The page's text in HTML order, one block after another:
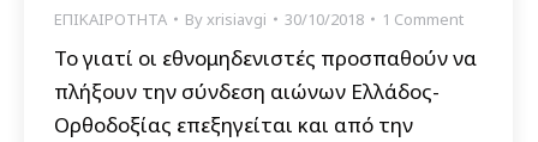
ΕΠΙΚΑΙΡΟΤΗΤΑ Byxrisiavgi 30/10/2018 1 Comment
Το γιατί οι εθνομηδενιστές προσπαθούν να
πλήξουν την σύνδεση αιώνων Ελλάδος-
Ορθοδοξίας επεξηγείται και από την